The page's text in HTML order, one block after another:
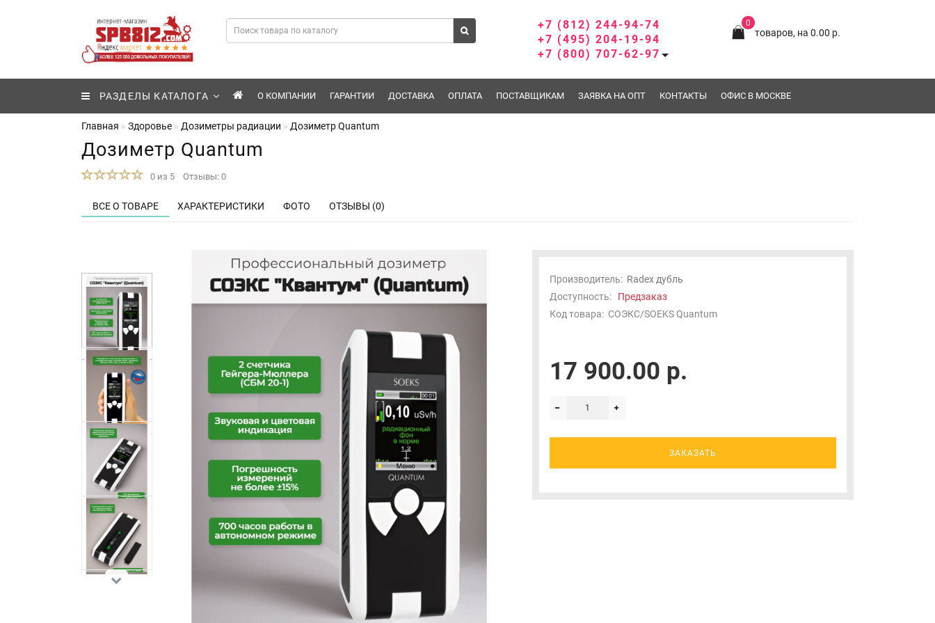
0
товаров, на 0.00 р.
+7 (812) 244-94-74
+7 (495) 204-19-94
+7 (800) 707-62-97
РАЗДЕЛЫ КАТАЛОГА О КОМПАНИИ ГАРАНТИИ ДОСТАВКА ОПЛАТА ПОСТАВЩИКАМ ЗАЯВКА НА ОПТ КОНТАКТЫ ОФИС В МОСКВЕ
Главная Здоровье Дозиметры радиации Дозиметр Quantum
Дозиметр Quantum
0 из 5 Отзывы: 0
ВСЕ О ТОВАРЕ ХАРАКТЕРИСТИКИ ФОТО ОТЗЫВЫ (0)
Производитель: Radex дубль
Доступность: Предзаказ
Код товара: СОЭКС/SOEKS Quantum
17 900.00 р.
ЗАКАЗАТЬ